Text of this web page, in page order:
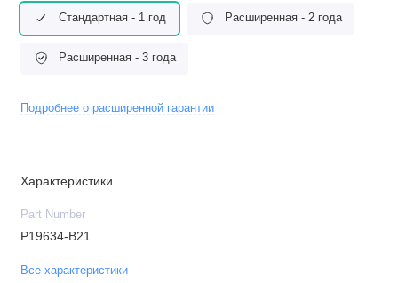
Стандартная - 1 год Расширенная - 2 года
Расширенная - 3 года
Подробнее о расширенной гарантии
Характеристики
Part Number
P19634-B21
Все характеристики